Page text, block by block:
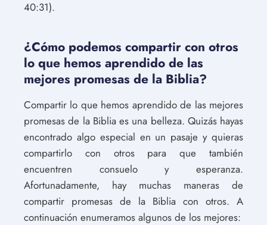
40:31).
¿Cómo podemos compartir con otros
lo que hemos aprendido de las
mejores promesas de la Biblia?
Compartir lo que hemos aprendido de las mejores
promesas de la Biblia es una belleza. Quizás hayas
encontrado algo especial en un pasaje y quieras
compartirlo con otros para que también
encuentren consuelo y esperanza.
Afortunadamente, hay muchas maneras de
compartir promesas de la Biblia con otros. A
continuación enumeramos algunos de los mejores: